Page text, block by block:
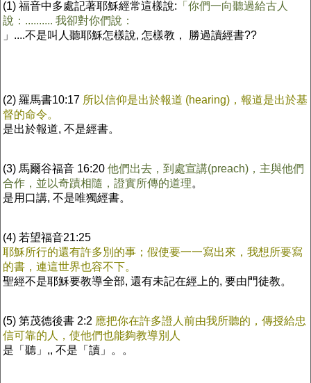
(1) 福音中多處記著耶穌經常這樣說: 「你們一向聽過給古人
說：.......... 我卻對你們說：
」....不是叫人聽耶穌怎樣說, 怎樣教， 勝過讀經書??
(2) 羅馬書10:17 所以信仰是出於報道 (hearing)，報道是出於基
督的命令。
是出於報道, 不是經書。
(3) 馬爾谷福音 16:20 他們出去，到處宣講(preach)，主與他們
合作，並以奇蹟相隨，證實所傳的道理。
是用口講, 不是唯獨經書。
(4) 若望福音21:25
耶穌所行的還有許多別的事；假使要一一寫出來，我想所要寫
的書，連這世界也容不下。
聖經不是耶穌要教導全部, 還有未記在經上的, 要由門徒教。
(5) 第茂德後書 2:2 應把你在許多證人前由我所聽的，傳授給忠
信可靠的人，使他們也能夠教導別人
是「聽」,, 不是「讀」。。